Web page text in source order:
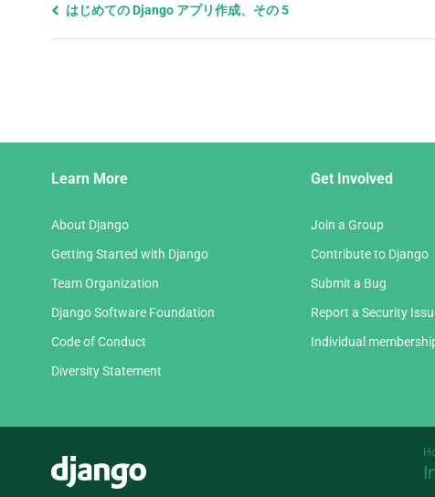
前
ペ
はじめての Django アプリ作成、その 5
Learn More
About Django
Getting Started with Django
Team Organization
Django Software Foundation
Code of Conduct
Diversity Statement
Get Involved
Join a Group
Contribute to Django
Submit a Bug
Report a Security
Individual